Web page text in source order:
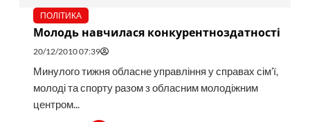
ПОЛІТИКА
Молодь навчилася конкурентноздатності
20/12/2010 07:39
Минулого тижня обласне управління у справах сім’ї,
молоді та спорту разом з обласним молодіжним
центром...